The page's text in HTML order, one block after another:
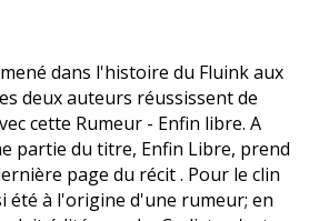
dans l'histoire du Fluink aux
deux auteurs réussissent de
cette Rumeur - Enfin libre. A
partie du titre, Enfin Libre, prend
page du récit . Pour le clin
été à l'origine d'une rumeur; en